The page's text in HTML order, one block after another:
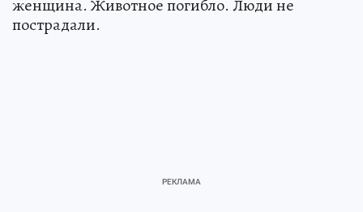
женщина. Животное погибло. Люди не
пострадали.